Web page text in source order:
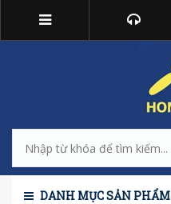
DANH MỤC SẢN PHẨM